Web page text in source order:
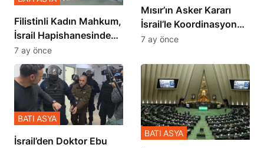
Filistinli Kadın Mahkum,
İsrail Hapishanesindeki
Zulmü Anlattı
7 ay önce
Mısır’ın Asker Kararı
İsrail’le Koordinasyon
İçinde Gerçekleşmiş
7 ay önce
İsrail’den Doktor Ebu
BATI ASYA
BATI ASYA